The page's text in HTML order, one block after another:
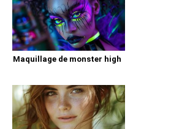
Maquillage de monster high